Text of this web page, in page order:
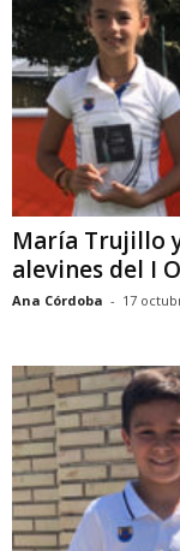
María Trujillo
alevines del I
Ana Córdoba - 17